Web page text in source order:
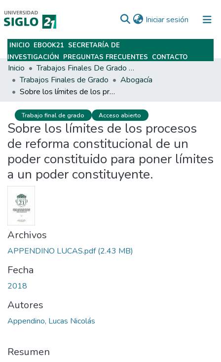
Iniciar sesión (current)
Subir
INICIO EBOOK21 SECRETARÍA DE
INVESTIGACIÓN PREGUNTAS FRECUENTES CONTACTO
Inicio
Trabajos Finales De Grado Y Posgrado
Trabajos Finales de Grado
Abogacía
Sobre los límites de los procesos de reforma constitucional de un poder constituido para poner límites a un poder constituyente.
Trabajo final de grado Acceso abierto
Sobre los límites de los procesos
de reforma constitucional de un
poder constituido para poner límites
a un poder constituyente.
Archivos
APPENDINO LUCAS.pdf(2.43 MB)
Fecha
2018
Autores
Appendino, Lucas Nicolás
Resumen